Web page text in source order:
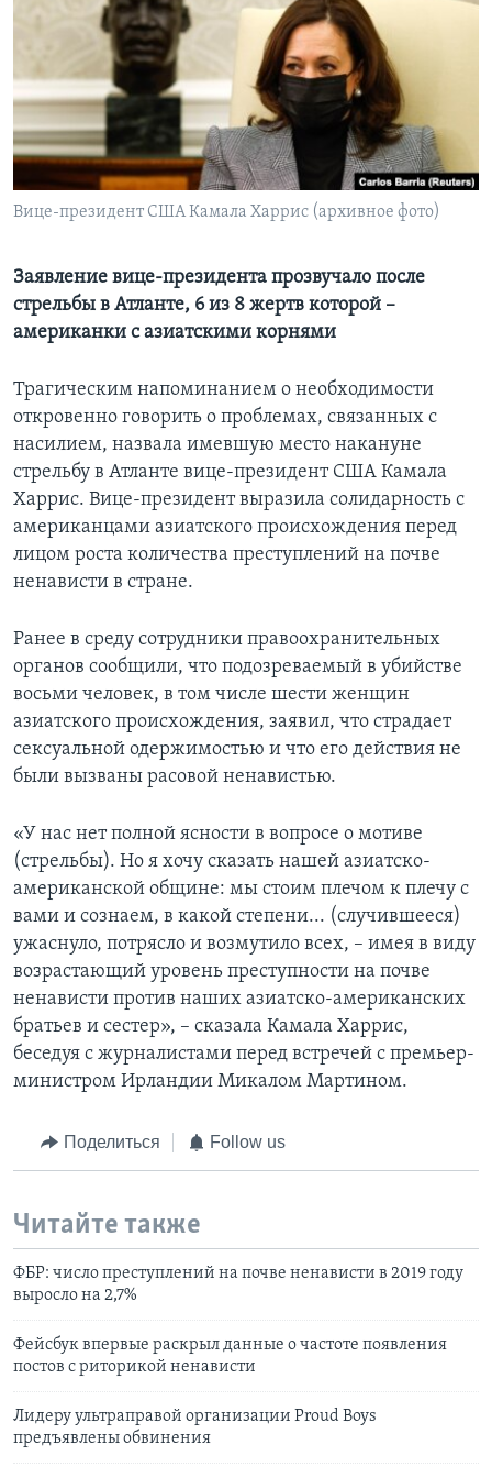
Learning English
СОЦИАЛЬНЫЕ СЕТИ
Вице-президент США Камала Харрис (архивное фото)
Заявление вице-президента прозвучало после
стрельбы в Атланте, 6 из 8 жертв которой –
американки с азиатскими корнями
Трагическим напоминанием о необходимости
откровенно говорить о проблемах, связанных с
насилием, назвала имевшую место накануне
стрельбу в Атланте вице-президент США Камала
Харрис. Вице-президент выразила солидарность с
американцами азиатского происхождения перед
лицом роста количества преступлений на почве
ненависти в стране.
Ранее в среду сотрудники правоохранительных
органов сообщили, что подозреваемый в убийстве
восьми человек, в том числе шести женщин
азиатского происхождения, заявил, что страдает
сексуальной одержимостью и что его действия не
были вызваны расовой ненавистью.
«У нас нет полной ясности в вопросе о мотиве
(стрельбы). Но я хочу сказать нашей азиатско-
американской общине: мы стоим плечом к плечу с
вами и сознаем, в какой степени... (случившееся)
ужаснуло, потрясло и возмутило всех, – имея в виду
возрастающий уровень преступности на почве
ненависти против наших азиатско-американских
братьев и сестер», – сказала Камала Харрис,
беседуя с журналистами перед встречей с премьер-
министром Ирландии Микалом Мартином.
Поделиться Follow us
Читайте также
ФБР: число преступлений на почве ненависти в 2019 году
выросло на 2,7%
Фейсбук впервые раскрыл данные о частоте появления
постов с риторикой ненависти
Лидеру ультраправой организации Proud Boys
предъявлены обвинения